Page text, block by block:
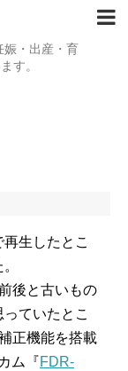
娠・出産・育
す。
生したとこ
後と古いもの
ていたとこ
正機能を搭載
ム『FDR-